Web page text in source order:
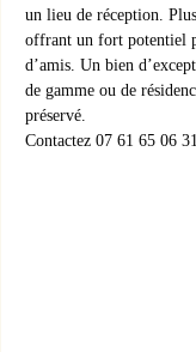
un lieu de réception.
offrant un fort potentiel
d’amis. Un bien
de gamme ou de
préservé.
Contactez 07 61 65 06